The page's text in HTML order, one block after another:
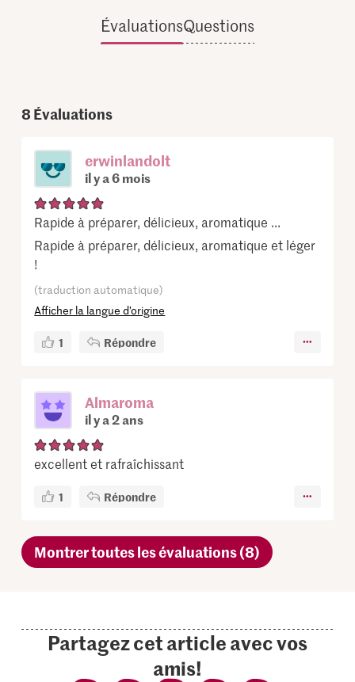
ÉvaluationsQuestions
8Évaluations
erwinlandolt
il y a 6 mois
Rapide à préparer, délicieux, aromatique ...
Rapide à préparer, délicieux, aromatique et léger
!
(traduction automatique)
Afficher la langue d’origine
1 Répondre
Almaroma
il y a 2 ans
excellent et rafraîchissant
1 Répondre
Montrer toutes les évaluations (8)
Partagez cet article avec vos
amis!